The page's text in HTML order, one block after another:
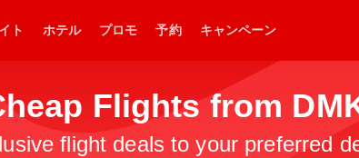
ト ホテル プロモ 予約 キャンペーン
Flights from
flight deals to your preferred